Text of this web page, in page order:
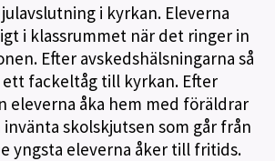
i kyrkan. Eleverna
i klassrummet när det ringer in
Efter avskedshälsningarna så
ett fackeltåg till kyrkan. Efter
eleverna åka hem med föräldrar
invänta skolskjutsen som går från
yngsta eleverna åker till fritids.